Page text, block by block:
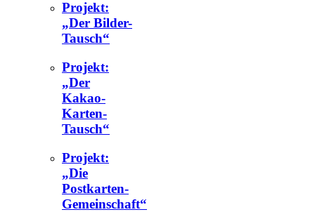
Projekt:
„Der Bilder-
Tausch“
Projekt:
„Der
Kakao-
Karten-
Tausch“
Projekt:
„Die
Postkarten-
Gemeinschaft“